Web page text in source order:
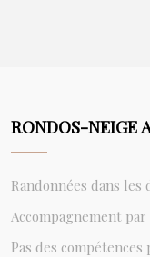
RONDOS-NEIGE
Randonnées dans les
Accompagnement
Pas des